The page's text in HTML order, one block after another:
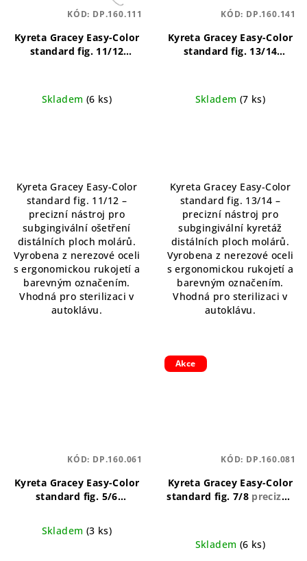
Kyreta Gracey Easy-Color
standard fig. 11/12
Skladem (6 ks)
Kyreta Gracey Easy-Color
standard fig. 11/12 –
precizní nástroj pro
subgingivální ošetření
distálních ploch molárů.
Vyrobena z nerezové oceli
s ergonomickou rukojetí a
barevným označením.
Vhodná pro sterilizaci v
autoklávu.
KÓD: DP.160.111
Kyreta Gracey Easy-Color
standard fig. 13/14
Skladem (7 ks)
Kyreta Gracey Easy-Color
standard fig. 13/14 –
precizní nástroj pro
subgingivální kyretáž
distálních ploch molárů.
Vyrobena z nerezové oceli
s ergonomickou rukojetí a
barevným označením.
Vhodná pro sterilizaci v
autoklávu.
KÓD: DP.160.141
Kyreta Gracey Easy-Color
standard fig. 5/6
přesná
Skladem (3 ks)
KÓD: DP.160.061
Akce
Kyreta Gracey Easy-Color
standard fig. 7/8 precizní,
Skladem (6 ks)
KÓD: DP.160.081